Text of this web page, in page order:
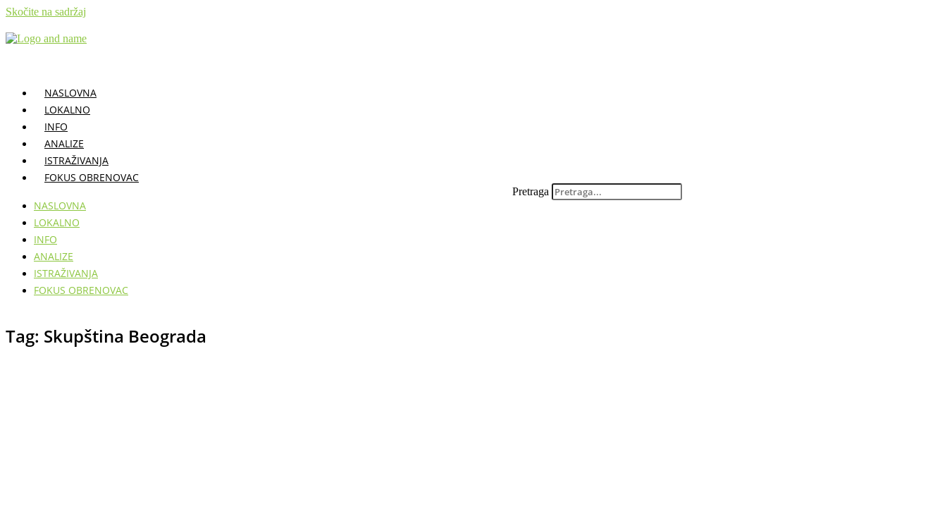
Skočite na sadržaj
NASLOVNA
LOKALNO
INFO
ANALIZE
ISTRAŽIVANJA
FOKUS OBRENOVAC
NASLOVNA
LOKALNO
INFO
ANALIZE
ISTRAŽIVANJA
FOKUS OBRENOVAC
Pretraga
Tag: Skupština Beograda